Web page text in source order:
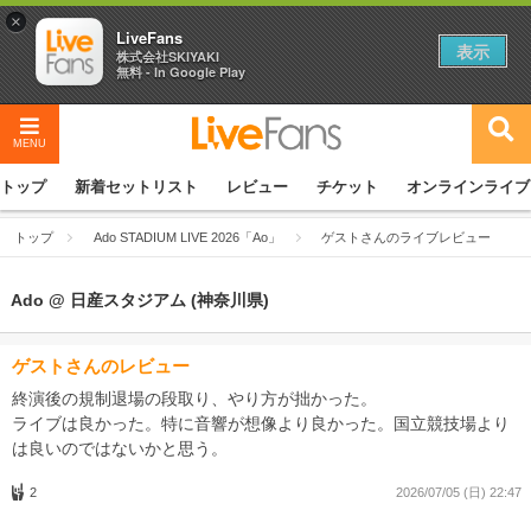
MENU
トップ 新着セットリスト レビュー チケット オンラインライブ
トップ Ado STADIUM LIVE 2026「Ao」 ゲストさんのライブレビュー
Ado @ 日産スタジアム (神奈川県)
ゲストさんのレビュー
終演後の規制退場の段取り、やり方が拙かった。
ライブは良かった。特に音響が想像より良かった。国立競技場より
は良いのではないかと思う。
2 2026/07/05 (日) 22:47
×
LiveFans
株式会社SKIYAKI
無料 - In Google Play
表示